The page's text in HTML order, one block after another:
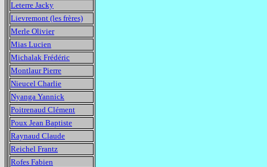
Leterre Jacky
Lievremont (les frères)
Merle Olivier
Mias Lucien
Michalak Frédéric
Montlaur Pierre
Nieucel Charlie
Nyanga Yannick
Poitrenaud Clément
Poux Jean Baptiste
Raynaud Claude
Reichel Frantz
Rofes Fabien